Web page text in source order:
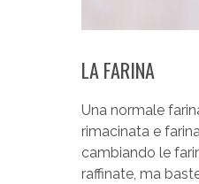
LA FARINA
Una normale
rimacinata e
cambiando le
raffinate, ma